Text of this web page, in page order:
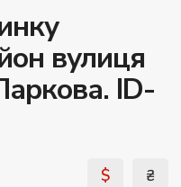
вулиця
ID-
$ ₴